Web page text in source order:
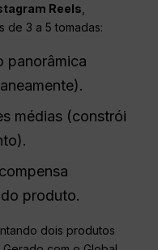
Reels
de 3 a 5 tomadas:
panorâmica
médias (constrói
produto.
dois produtos